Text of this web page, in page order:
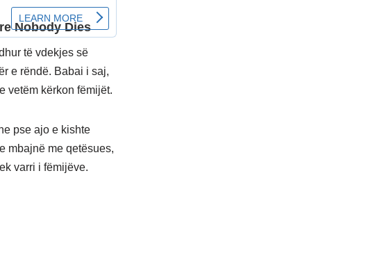
të vdekjes së
e rëndë. Babai i saj,
vetëm kërkon fëmijët.
pse ajo e kishte
mbajnë me qetësues,
varri i fëmijëve.